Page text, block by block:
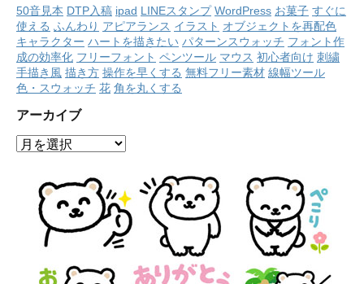
50音見本 DTP入稿 ipad LINEスタンプ WordPress お菓子 すぐに
使える ふんわり アピアランス イラスト オブジェクトを再配色
キャラクター ハートを描きたい パターンスウォッチ フォント作
成の効率化 フリーフォント ペンツール マウス 初心者向け 刺繍
手描き風 描き方 操作を早くする 無料フリー素材 線幅ツール
色・スウォッチ 花 角を丸くする
アーカイブ
ア